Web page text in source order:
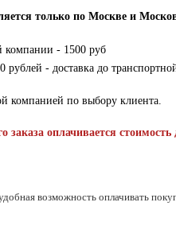
только по Москве и
компании - 1500 руб
- доставка до
компанией по выбору клиента.
заказа оплачивается стоимость
возможность оплачивать